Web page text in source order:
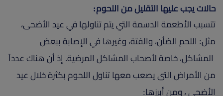
حالات يجب عليها التقليل من اللحوم:
تتسبب الأطعمة الدسمة التي يتم تناولها في عيد الأضحى،
مثل: اللحم الضأن، والفتة، وغيرها في الإصابة ببعض
المشاكل، خاصة لأصحاب المشاكل المرضية. إذ أن هناك عدداً
من الأمراض التى يصعب معها تناول اللحوم بكثرة خلال عيد
الأضحى ، ومن أبرزها: